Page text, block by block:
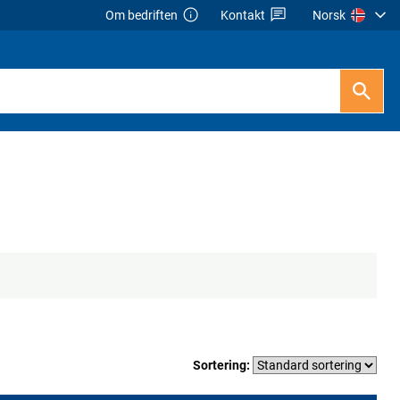
Om bedriften Kontakt Norsk
Sortering: